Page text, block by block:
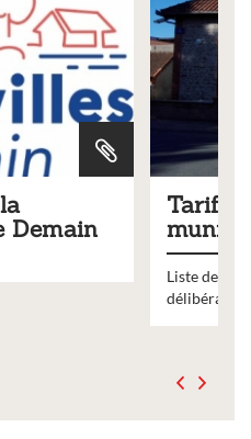
services
services municipaux,
municipal du 19 décembre 2025